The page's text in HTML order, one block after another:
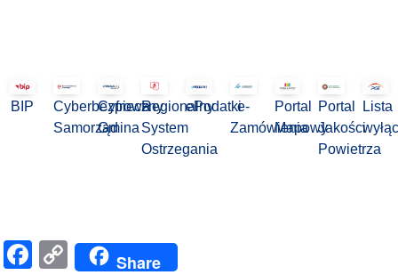
BIP
Cyberbezpieczny
Samorząd
Cyfrowa
Gmina
Regionalny
System
Ostrzegania
ePodatkie-
Zamówienia
Portal
Mapowy
Portal
Jakości
Powietrza
Lista
Facebook
CopyShare